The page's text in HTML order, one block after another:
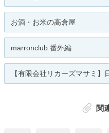
お酒・お米の高倉屋
marronclub 番外編
【有限会社リカーズマサミ】
関